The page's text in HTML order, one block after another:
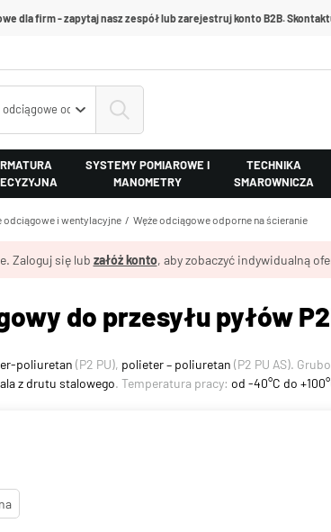
dla firm - zapytaj nasz zespół lub zarejestruj konto B2B.
odciągowe odporne na ścieranie
SYSTEMY POMIAROWE I
MANOMETRY
TECHNIKA
SMAROWNICZA
odciągowe i wentylacyjne Węże odciągowe odporne na ścieranie
Zaloguj się lub załóż konto, aby zobaczyć indywidualną
do przesyłu pyłów
poliuretan (P2 PU), polieter – poliuretan (P2 PU AS).
z drutu stalowego. Temperatura pracy: od -40°C do